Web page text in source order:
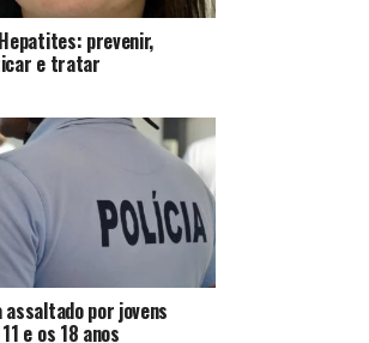
prevenir,
e tratar
por jovens
e os 18 anos